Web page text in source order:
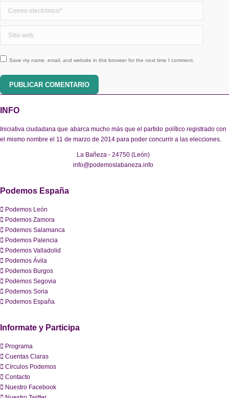
Save my name, email, and website in this browser for the next time I comment.
PUBLICAR COMENTARIO
INFO
Iniciativa ciudadana que abarca mucho más que el partido político registrado con
el mismo nombre el 11 de marzo de 2014 para poder concurrir a las elecciones.
La Bañeza - 24750 (León)
info@podemoslabaneza.info
Podemos España
Podemos León
Podemos Zamora
Podemos Salamanca
Podemos Palencia
Podemos Valladolid
Podemos Ávila
Podemos Burgos
Podemos Segovia
Podemos Soria
Podemos España
Informate y Participa
Programa
Cuentas Claras
Círculos Podemos
Contacto
Nuestro Facebook